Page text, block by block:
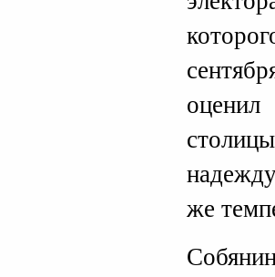
же